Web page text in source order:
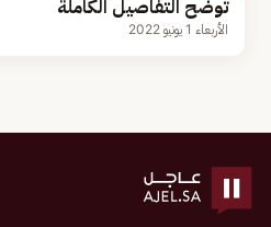
توضح التفاصيل الكاملة
الأربعاء 1 يونيو 2022